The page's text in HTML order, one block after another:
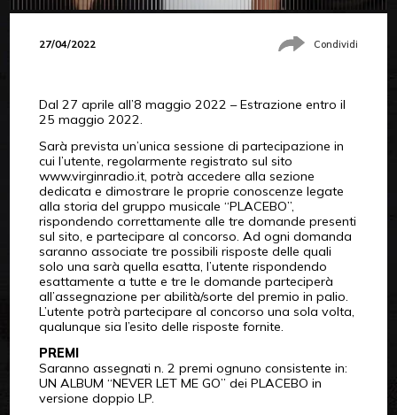
27/04/2022 Condividi
Dal 27 aprile all’8 maggio 2022 – Estrazione entro il
25 maggio 2022.
Sarà prevista un’unica sessione di partecipazione in
cui l’utente, regolarmente registrato sul sito
www.virginradio.it, potrà accedere alla sezione
dedicata e dimostrare le proprie conoscenze legate
alla storia del gruppo musicale “PLACEBO”,
rispondendo correttamente alle tre domande presenti
sul sito, e partecipare al concorso. Ad ogni domanda
saranno associate tre possibili risposte delle quali
solo una sarà quella esatta, l’utente rispondendo
esattamente a tutte e tre le domande parteciperà
all’assegnazione per abilità/sorte del premio in palio.
L’utente potrà partecipare al concorso una sola volta,
qualunque sia l’esito delle risposte fornite.
PREMI
Saranno assegnati n. 2 premi ognuno consistente in:
UN ALBUM “NEVER LET ME GO” dei PLACEBO in
versione doppio LP.